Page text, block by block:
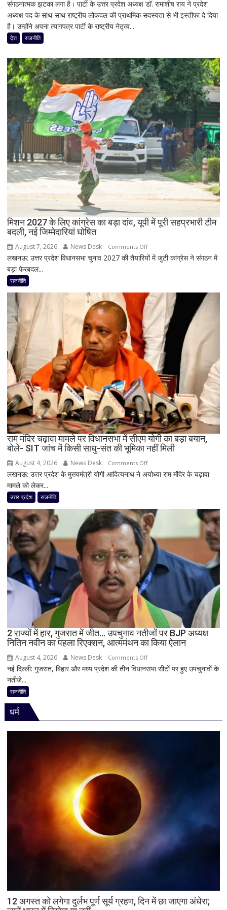
सीनियर
सिटीजन
ज्यादा
फायदा,
जानिए
नई
ब्याज
दरें
चुनाव
से
को
बड़ा
झटका,
प्रदेश
अध्यक्ष
डॉ.
रामाशीष
राय
ने
RLD
से
दिया
इस्तीफा
संगठनात्मक झटका लगा है। पार्टी के उत्तर प्रदेश अध्यक्ष डॉ. रामाशीष राय ने प्रदेश
अध्यक्ष पद के साथ-साथ राष्ट्रीय लोकदल की प्राथमिक सदस्यता से भी इस्तीफा दे दिया
है। उन्होंने अपना त्यागपत्र पार्टी के राष्ट्रीय नेतृत्व...
देश राजनीति
मिशन 2027 के लिए कांग्रेस का बड़ा दांव, यूपी में पूरी सहप्रभारी टीम
बदली, नई जिम्मेदारियां घोषित
August 7, 2026 News Desk Comments Offon
मिशन
लिए
कांग्रेस
का
बड़ा
दांव,
यूपी
में
पूरी
सहप्रभारी
टीम
बदली,
नई
जिम्मेदारियां
घोषित
लखनऊ: उत्तर प्रदेश विधानसभा चुनाव 2027 की तैयारियों में जुटी कांग्रेस ने संगठन में
बड़ा फेरबदल...
राजनीति
राम मंदिर चढ़ावा मामले पर विधानसभा में सीएम योगी का बड़ा बयान,
बोले- SIT जांच में किसी साधु-संत की भूमिका नहीं मिली
August 4, 2026 News Desk Comments Offon
राम
मामले
पर
विधानसभा
सीएम
योगी
का
बड़ा
बयान,
बोले-
SIT
जांच
में
मिली
लखनऊ: उत्तर प्रदेश के मुख्यमंत्री योगी आदित्यनाथ ने अयोध्या राम मंदिर के चढ़ावा
मामले को लेकर...
उत्तर प्रदेश राजनीति
2 राज्यों में हार, गुजरात में जीत… उपचुनाव नतीजों पर BJP अध्यक्ष
नितिन नवीन का पहला रिएक्शन, आत्ममंथन का किया ऐलान
August 4, 2026 News Desk Comments Offon
2
में
रिएक्शन,
आत्ममंथन
ऐलान
नई दिल्ली: गुजरात, बिहार और मध्य प्रदेश की तीन विधानसभा सीटों पर हुए उपचुनावों के
नतीजे...
राजनीति
धर्म
12 अगस्त को लगेगा दुर्लभ पूर्ण सूर्य ग्रहण, दिन में छा जाएगा अंधेरा;